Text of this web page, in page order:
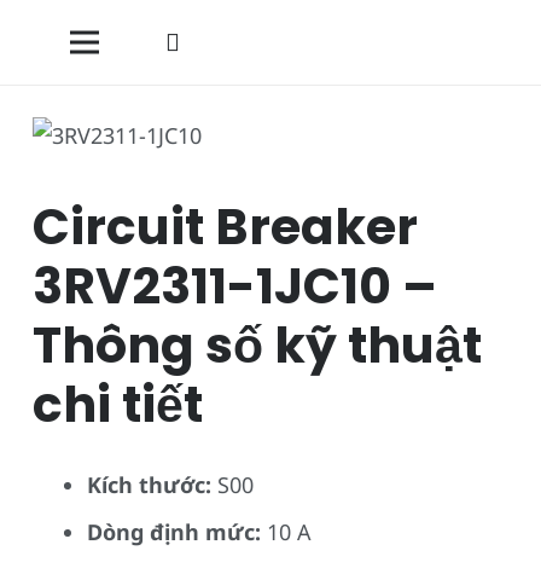
Circuit Breaker
3RV2311-1JC10 –
Thông số kỹ thuật
chi tiết
Kích thước: S00
Dòng định mức: 10 A